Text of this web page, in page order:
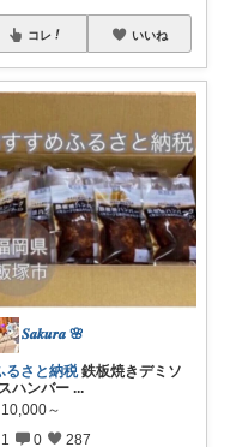
コレ いいね
𝑺𝒂𝒌𝒖𝒓𝒂 🌸
るさと納税鉄板焼きデミソ
ハンバー ...
10,000～
1 0 287